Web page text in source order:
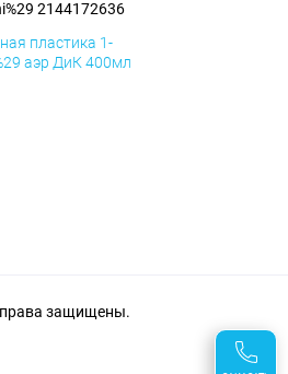
2144172636
пластика 1-
аэр ДиК 400мл
защищены.